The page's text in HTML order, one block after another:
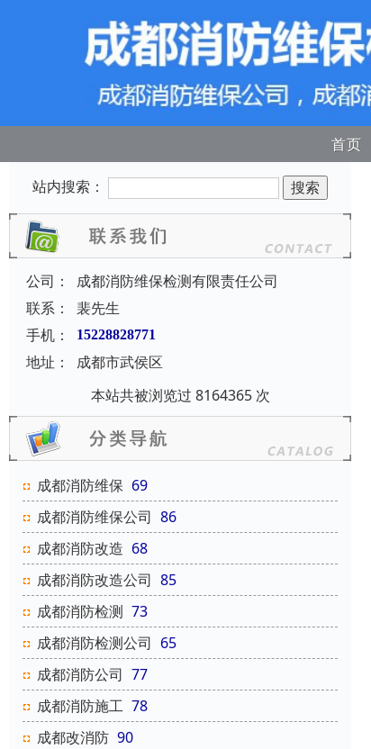
首页
站内搜索：
公司：
成都消防维保检测有限责任公司
联系：
裴先生
手机：
15228828771
地址：
成都市武侯区
本站共被浏览过 8164365 次
成都消防维保 69
成都消防维保公司 86
成都消防改造 68
成都消防改造公司 85
成都消防检测 73
成都消防检测公司 65
成都消防公司 77
成都消防施工 78
成都改消防 90